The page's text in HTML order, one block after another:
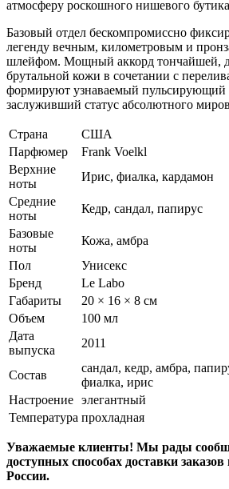
атмосферу роскошного нишевого
Базовый отдел бескомпромиссно
легенду вечным, километровым и
шлейфом. Мощный аккорд тончайшей,
брутальной кожи в сочетании с
формируют узнаваемый пульсирующий
заслуживший статус абсолютного
Страна
США
Парфюмер
Frank Voelkl
Верхние
ноты
Ирис, фиалка, кардамон
Средние
ноты
Кедр, сандал, папирус
Базовые
ноты
Кожа, амбра
Пол
Унисекс
Бренд
Le Labo
Габариты
20 × 16 × 8 см
Объем
100 мл
Дата
выпуска
2011
Состав
сандал, кедр, амбра,
фиалка, ирис
Настроение элегантный
Температура прохладная
Уважаемые клиенты! Мы рады
доступных способах доставки
России.